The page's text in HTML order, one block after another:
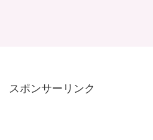
スポンサーリンク